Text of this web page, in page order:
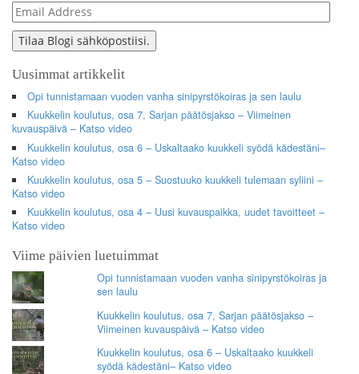
Email
Address
Tilaa Blogi sähköpostiisi.
Uusimmat artikkelit
Opi tunnistamaan vuoden vanha sinipyrstökoiras ja sen laulu
Kuukkelin koulutus, osa 7, Sarjan päätösjakso – Viimeinen
kuvauspäivä – Katso video
Kuukkelin koulutus, osa 6 – Uskaltaako kuukkeli syödä kädestäni–
Katso video
Kuukkelin koulutus, osa 5 – Suostuuko kuukkeli tulemaan syliini –
Katso video
Kuukkelin koulutus, osa 4 – Uusi kuvauspaikka, uudet tavoitteet –
Katso video
Viime päivien luetuimmat
Opi tunnistamaan vuoden vanha sinipyrstökoiras ja
sen laulu
Kuukkelin koulutus, osa 7, Sarjan päätösjakso –
Viimeinen kuvauspäivä – Katso video
Kuukkelin koulutus, osa 6 – Uskaltaako kuukkeli
syödä kädestäni– Katso video